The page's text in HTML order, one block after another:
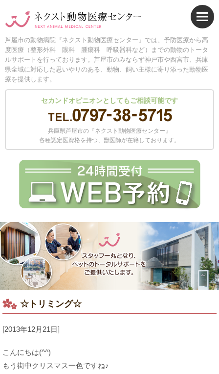
芦屋市の動物病院『ネクスト動物医療センター』では、予防医療から高
度医療（整形外科 眼科 腫瘍科 呼吸器科など）までの動物のトータ
ルサポートを行っております。芦屋市のみならず神戸市や西宮市、兵庫
県全域に対応した思いやりのある、動物、飼い主様に寄り添った動物医
療を提供します。
セカンドオピニオンとしてもご相談可能です
兵庫県芦屋市の『ネクスト動物医療センター』
各種認定医資格を持つ、獣医師が在籍しております。
☆トリミング☆
[2013年12月21日]
こんにちは(^^)
もう街中クリスマス一色ですね♪